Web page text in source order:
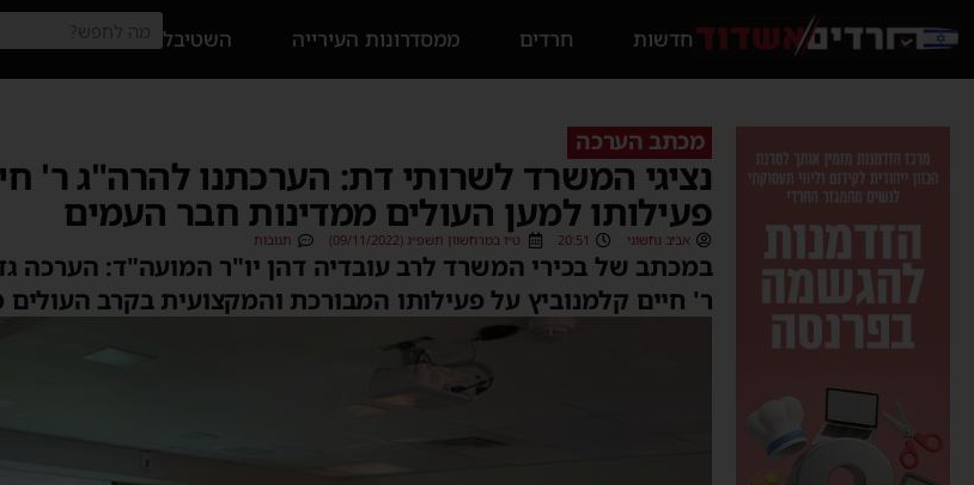
חדשות חרדים ממסדרונות העירייה השטיבל
מכתב הערכה
נציגי המשרד לשרותי דת: הערכתנו להרה"ג ר'
פעילותו למען העולים ממדינות חבר העמים
אביב נחשוני 20:51 ט״ו במרחשוון תשפ״ג (09/11/2022) תגובות
במכתב של בכירי המשרד לרב עובדיה דהן יו"ר המועה"ד: הערכה
ר' חיים קלמנוביץ על פעילותו המבורכת והמקצועית בקרב